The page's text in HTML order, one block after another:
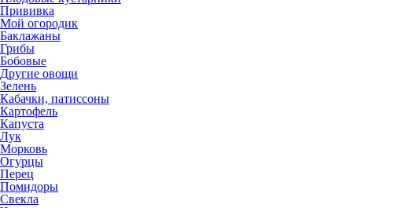
Прививка
Мой огородик
Баклажаны
Грибы
Бобовые
Другие овощи
Зелень
Кабачки, патиссоны
Картофель
Капуста
Лук
Морковь
Огурцы
Перец
Помидоры
Свекла